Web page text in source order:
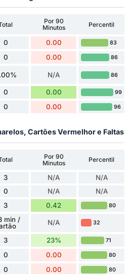
Por 90
Minutos
Percentil
0 0.00 83
0 0.00 86
N/A 86
0 0.00 99
0 0.00 96
Cartões Vermelhor e Faltas
Por 90
Minutos
Percentil
3 N/A N/A
0 N/A N/A
3 0.42 80
min /
N/A 32
3 23% 71
0 0.00 80
0 0.00 80